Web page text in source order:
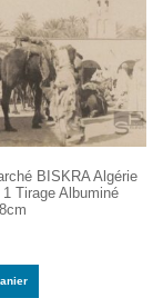
BISKRA Algérie
Tirage Albuminé